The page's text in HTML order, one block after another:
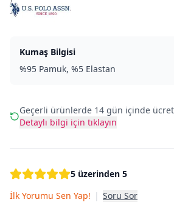
Kumaş Bilgisi
%95 Pamuk, %5 Elastan
Geçerli ürünlerde 14 gün içinde
Detaylı bilgi için tıklayın
5 üzerinden 5
İlk Yorumu Sen Yap! | Soru Sor